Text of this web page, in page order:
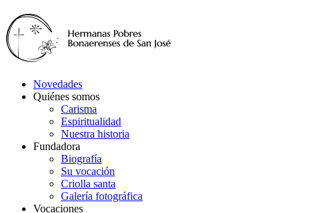
Novedades
Quiénes somos
Carisma
Espiritualidad
Nuestra historia
Fundadora
Biografía
Su vocación
Criolla santa
Galería fotográfica
Vocaciones